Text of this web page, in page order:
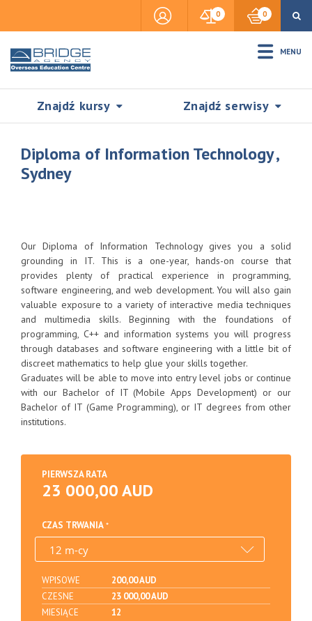
0 0
MENU
Znajdź kursy Znajdź serwisy
SZUKAJ
Accommodation
Visas & Legal Stay
Diploma of Information Technology ,
Sydney
Our Diploma of Information Technology gives you a solid
grounding in IT. This is a one-year, hands-on course that
provides plenty of practical experience in programming,
software engineering, and web development. You will also gain
valuable exposure to a variety of interactive media techniques
and multimedia skills. Beginning with the foundations of
programming, C++ and information systems you will progress
through databases and software engineering with a little bit of
discreet mathematics to help glue your skills together.
Graduates will be able to move into entry level jobs or continue
with our Bachelor of IT (Mobile Apps Development) or our
Bachelor of IT (Game Programming), or IT degrees from other
institutions.
PIERWSZA RATA
23 000,00 AUD
CZAS TRWANIA
WPISOWE
200,00 AUD
CZESNE
23 000,00 AUD
MIESIĄCE
12